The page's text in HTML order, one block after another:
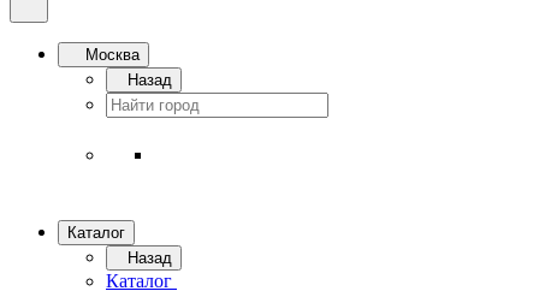
Москва
Назад
Каталог
Назад
Каталог